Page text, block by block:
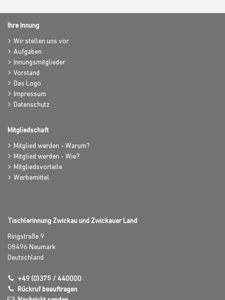
Ihre Innung
Wir stellen uns vor
Aufgaben
Innungsmitglieder
Vorstand
Das Logo
Impressum
Datenschutz
Mitgliedschaft
Mitglied werden - Warum?
Mitglied werden - Wie?
Mitgliedsvorteile
Werbemittel
Tischlerinnung Zwickau und Zwickauer Land
Ringstraße 9
08496 Neumark
Deutschland
+49 (0)375 / 440000
Rückruf beauftragen